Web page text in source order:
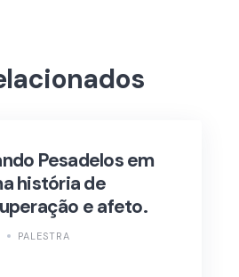
Pesadelos em
história de
e afeto.
PALESTRA